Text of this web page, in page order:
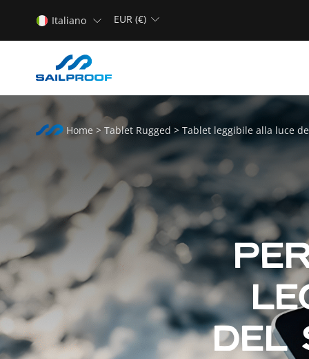
Italiano EUR (€)
Home > Tablet Rugged > Tablet leggibile alla luce
DEL